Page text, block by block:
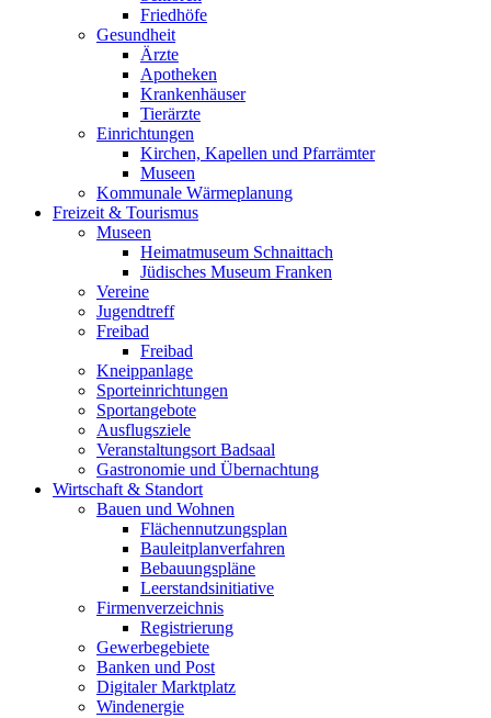
Friedhöfe
Gesundheit
Ärzte
Apotheken
Krankenhäuser
Tierärzte
Einrichtungen
Kirchen, Kapellen und Pfarrämter
Museen
Kommunale Wärmeplanung
Freizeit & Tourismus
Museen
Heimatmuseum Schnaittach
Jüdisches Museum Franken
Vereine
Jugendtreff
Freibad
Freibad
Kneippanlage
Sporteinrichtungen
Sportangebote
Ausflugsziele
Veranstaltungsort Badsaal
Gastronomie und Übernachtung
Wirtschaft & Standort
Bauen und Wohnen
Flächennutzungsplan
Bauleitplanverfahren
Bebauungspläne
Leerstandsinitiative
Firmenverzeichnis
Registrierung
Gewerbegebiete
Banken und Post
Digitaler Marktplatz
Windenergie